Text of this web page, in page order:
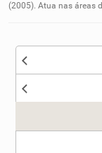
Outro
(2005). Atua nas áreas